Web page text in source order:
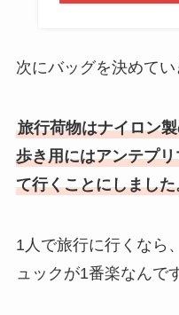
次にバッグを決めてい
旅行荷物はナイロン
歩き用にはアンテプ
て行くことにしました
1人で旅行に行くなら
ュックが1番楽なんで